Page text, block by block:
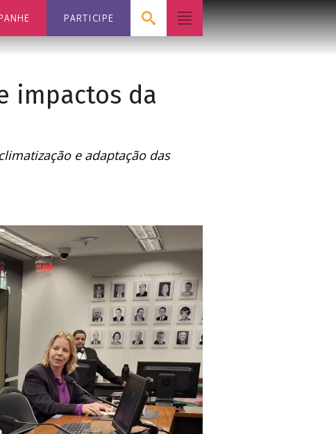
PARTICIPE
impactos da
e adaptação das